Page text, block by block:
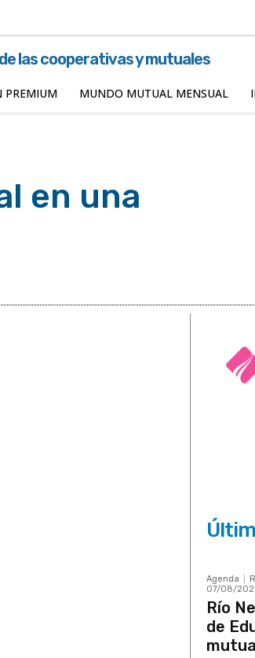
las cooperativas y mutuales
PREMIUM MUNDO MUTUAL MENSUAL
en una
Agenda
07/08/
Río
de